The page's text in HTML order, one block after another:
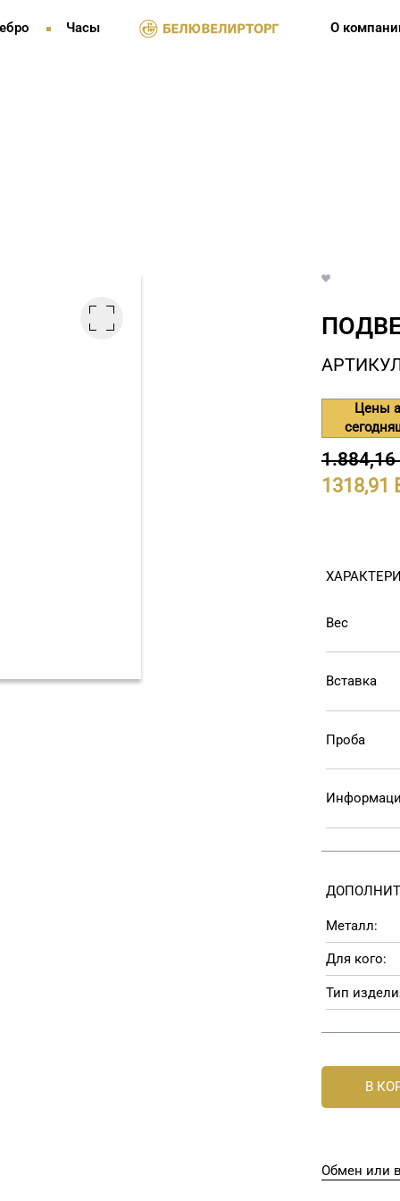
Часы О
Цены
1.884,16
1318,91
Вес
Вставка
Проба
Металл:
Для кого:
Тип
В
Обмен или